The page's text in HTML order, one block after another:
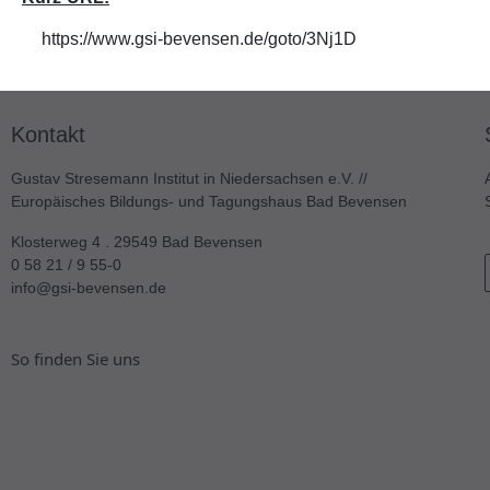
https://www.gsi-bevensen.de/goto/3Nj1D
Kontakt
Gustav Stresemann Institut in Niedersachsen e.V. //
Europäisches Bildungs- und Tagungshaus Bad Bevensen
Klosterweg 4 . 29549 Bad Bevensen
0 58 21 / 9 55-0
info@gsi-bevensen.de
So finden Sie uns